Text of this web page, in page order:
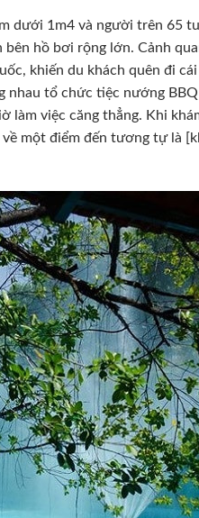
dưới 1m4 và người trên 65
hồ bơi rộng lớn. Cảnh
khiến du khách quên đi cái
nhau tổ chức tiệc nướng
làm việc căng thẳng. Khi
một điểm đến tương tự là